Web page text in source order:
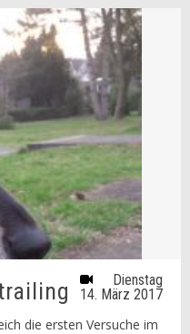
Dienstag
14. März 2017
die ersten Versuche im